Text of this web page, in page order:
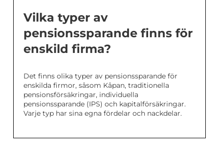
Vilka typer av
pensionssparande finns för
enskild firma?
Det finns olika typer av pensionssparande för
enskilda firmor, såsom Kåpan, traditionella
pensionsförsäkringar, individuella
pensionssparande (IPS) och kapitalförsäkringar.
Varje typ har sina egna fördelar och nackdelar.